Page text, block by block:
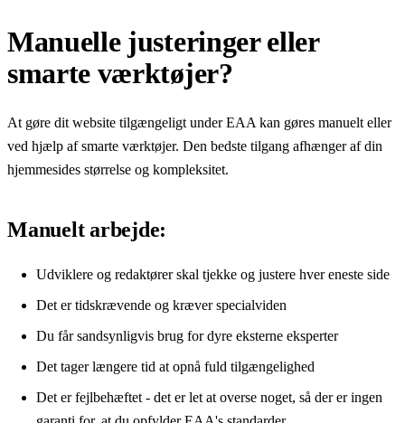
Manuelle justeringer eller
smarte værktøjer?
At gøre dit website tilgængeligt under EAA kan gøres manuelt eller
ved hjælp af smarte værktøjer. Den bedste tilgang afhænger af din
hjemmesides størrelse og kompleksitet.
Manuelt arbejde:
Udviklere og redaktører skal tjekke og justere hver eneste side
Det er tidskrævende og kræver specialviden
Du får sandsynligvis brug for dyre eksterne eksperter
Det tager længere tid at opnå fuld tilgængelighed
Det er fejlbehæftet - det er let at overse noget, så der er ingen